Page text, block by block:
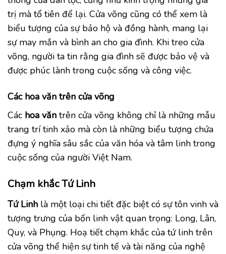
trị mà tổ tiên để lại. Cửa võng cũng có thể xem là
biểu tượng của sự bảo hộ và đồng hành, mang lại
sự may mắn và bình an cho gia đình. Khi treo cửa
võng, người ta tin rằng gia đình sẽ được bảo vệ và
được phúc lành trong cuộc sống và công việc.
Các hoa văn trên cửa võng
Các hoa văn trên cửa võng không chỉ là những mẫu
trang trí tinh xảo mà còn là những biểu tượng chứa
đựng ý nghĩa sâu sắc của văn hóa và tâm linh trong
cuộc sống của người Việt Nam.
Chạm khắc Tứ Linh
Tứ Linh là một loại chi tiết đặc biệt có sự tôn vinh và
tượng trưng của bốn linh vật quan trọng: Long, Lân,
Quy, và Phụng. Hoạ tiết chạm khắc của tứ linh trên
cửa võng thể hiện sự tinh tế và tài năng của nghệ